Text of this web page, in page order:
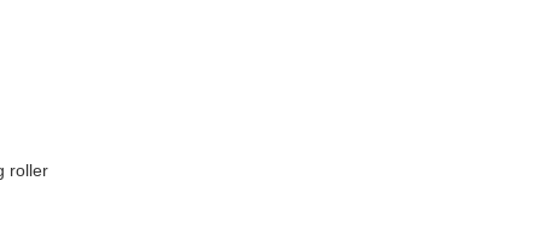
roller